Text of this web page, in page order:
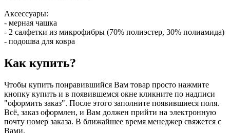
Аксессуары:
- мерная чашка
- 2 салфетки из микрофибры (70% полиэстер, 30% полиамида)
- подошва для ковра
Как купить?
Чтобы купить понравившийся Вам товар просто нажмите
кнопку купить и в появившемся окне кликните по надписи
"оформить заказ". После этого заполните появившиеся поля.
Всё, заказ оформлен, и Вам должен прийти на электронную
почту номер заказа. В ближайшее время менеджер свяжется с
Вами.